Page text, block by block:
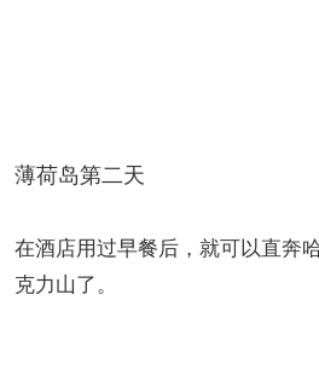
薄荷岛第二天
在酒店用过早餐后，就可以直
克力山了。